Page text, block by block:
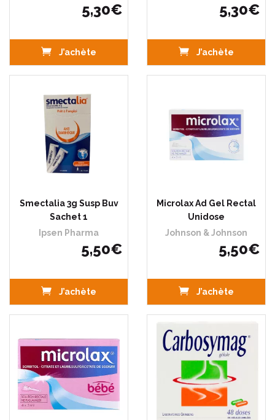
5,30€
J’achète
5,30€
J’achète
Smectalia 3g Susp Buv
Sachet 1
Ipsen Pharma
5,50€
J’achète
Microlax Ad Gel Rectal
Unidose
Johnson & Johnson
5,50€
J’achète